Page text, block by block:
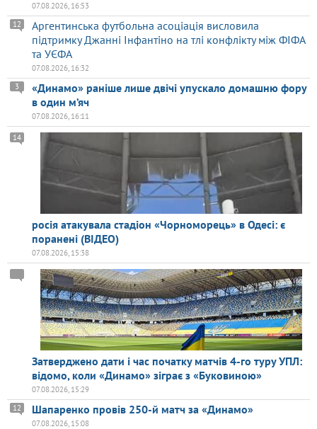
07.08.2026, 16:53
Аргентинська футбольна асоціація висловила
підтримку Джанні Інфантіно на тлі конфлікту між ФІФА
та УЄФА
12
07.08.2026, 16:32
«Динамо» раніше лише двічі упускало домашню фору
в один м’яч
3
07.08.2026, 16:11
росія атакувала стадіон «Чорноморець» в Одесі: є
поранені (ВІДЕО)
14
07.08.2026, 15:38
Затверджено дати і час початку матчів 4-го туру УПЛ:
відомо, коли «Динамо» зіграє з «Буковиною»
07.08.2026, 15:29
Шапаренко провів 250-й матч за «Динамо»
12
07.08.2026, 15:08